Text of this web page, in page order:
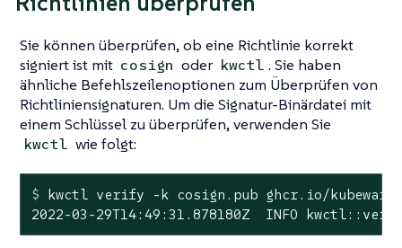
Sie können überprüfen, ob eine Richtlinie korrekt
signiert ist mit cosign oder kwctl . Sie haben
ähnliche Befehlszeilenoptionen zum Überprüfen von
Richtliniensignaturen. Um die Signatur-Binärdatei mit
einem Schlüssel zu überprüfen, verwenden Sie
kwctl wie folgt:
$ kwctl verify -k cosign.pub ghcr.io/
2022-03-29T14:49:31.878180Z  INFO